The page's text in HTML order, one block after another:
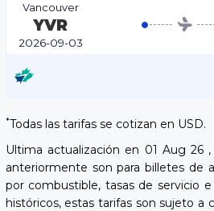
Vancouver
YVR
2026-09-03
*Todas las tarifas se cotizan en USD.
Ultima actualización en 01 Aug 26
anteriormente son para billetes de
por combustible, tasas de servicio
históricos, estas tarifas son sujeto a